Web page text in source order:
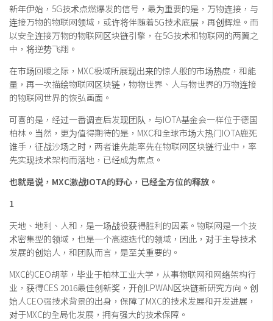
新年伊始，5G技术点燃爆发的信号，最为重要的是，万物连接，与
连接万物的物联网领域，或许将伴随着5G技术底层，再创辉煌。而
以安全连接万物的物联网区块链引擎，在5G技术和物联网的两翼之
中，将逆势飞翔。
在市场回暖之际，MXC极域所展现出来的惊人般的市场热度，和能
量，再一次描绘物联网区块链，物物世界、人与物世界的万物连接
的物联网世界的恢弘画面。
可喜的是，经过一番调查后发现团队，与IOTA基金会一样位于德国
柏林。当然，更为值得期待的是，MXC和全球市场大热门IOTA鹿死
谁手，征战沙场之时，两者谁先能率先在物联网区块链行业中，率
先实现技术架构而落地，已经成为焦点。
也就是说，MXC激战IOTA的野心，已经全方位的释放。
1
天地、地利、人和，是一场战役获得胜利的因素。物联网是一个技
术密集型的领域，也是一个高速迭代的领域，因此，对于主导技术
发展的创始人，和团队而言，是至关重要的。
MXC的CEO胡莘，毕业于柏林工业大学，从事物联网和网络架构行
业，获得CES 2016最佳创新奖，开创LPWAN区块链新研究方向。创
始人CEO强技术背景的出身，保障了MXC的技术发展和开发进展，
对于MXC的全局化发展，拥有强大的技术保障。